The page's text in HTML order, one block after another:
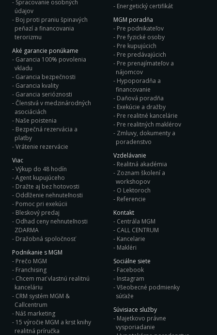
Spracovanie osobných
údajov
Boj proti praniu špinavých
peňazí a financovania
terorizmu
Aké garancie ponúkame
Garancia 100% povolenia
vkladu
Garancia bezpečnosti
Garancia kvality
Garancia serióznosti
Členstvá v medzinárodných
asociáciách
Naše poistenia
Bezpečná rezervácia a
platby
Vrátenie rezervácie
Viac
Výkup do 48 hodín
Agent kupujúceho
Dražte aj bez hotovosti
Oddlženie nehnuteľnosti
Pomoc pri exekúcii
Bleskový predaj
Odhad ceny nehnuteľnosti
ZDARMA
Dražobná spoločnosť
Podnikanie s MGM
Prečo MGM
Franchising
Chcem mať vlastnú realitnú
kanceláriu
CRM systém MGM &
Callcentrum
Náš marketing
15 výročie MGM a krst knihy
realitná príručka
Energetický certifikát
MGM poradňa
Pre podnikateľov
Pre fyzické osoby
Pre kupujúcich
Pre predávajúcich
Pre prenajímateľov a
nájomcov
Hypoporadňa a
financovanie
Daňová poradňa
Exekúcie a dražby
Pre realitné kancelárie
Pre realitných maklérov
Zmluvy, dokumenty a
poradenstvo
Vzdelávanie
Realitná akadémia
Zoznam školení a
workshopov
O Lektoroch
Referencie
Kontakt
Centrála MGM
CALL CENTRUM
Kancelarie
Makléri
Sociálne siete
Facebook
Instagram
Všeobecné podmienky
súťaže
Súvisiace služby
Majetkovo právne
vysporiadanie